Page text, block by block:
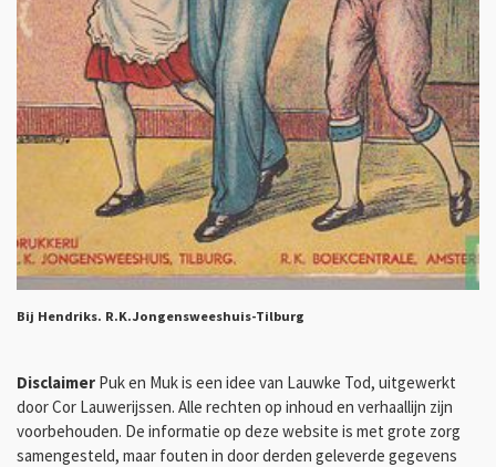
Bij Hendriks. R.K.Jongensweeshuis-Tilburg
Disclaimer Puk en Muk is een idee van Lauwke Tod, uitgewerkt
door Cor Lauwerijssen. Alle rechten op inhoud en verhaallijn zijn
voorbehouden. De informatie op deze website is met grote zorg
samengesteld, maar fouten in door derden geleverde gegevens